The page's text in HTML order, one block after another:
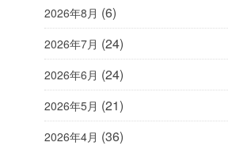
2026年8月 (6)
2026年7月 (24)
2026年6月 (24)
2026年5月 (21)
2026年4月 (36)